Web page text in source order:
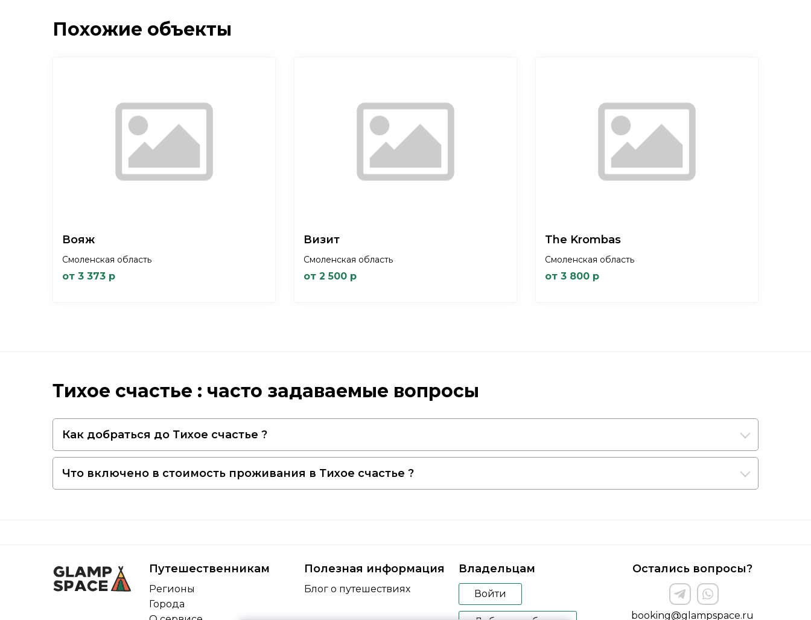
Похожие объекты
Вояж
Смоленская область
от 3 373 р
Визит
Смоленская область
от 2 500 р
The Krombas
Смоленская область
от 3 800 р
Тихое счастье : часто задаваемые вопросы
Как добраться до Тихое счастье ?
Что включено в стоимость проживания в Тихое счастье ?
Путешественникам
Регионы
Города
Полезная информация
Блог о путешествиях
Владельцам
Войти
Остались вопросы?
booking@glampspace.ru